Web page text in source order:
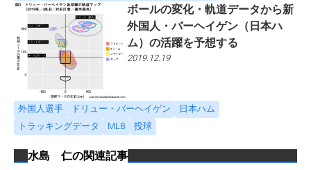
ボールの変化・軌道データから新
外国人・バーヘイゲン（日本ハ
ム）の活躍を予想する
2019.12.19
外国人選手 ドリュー・バーヘイゲン
日本ハム
トラッキングデータ
MLB 投球
水島 仁の関連記事